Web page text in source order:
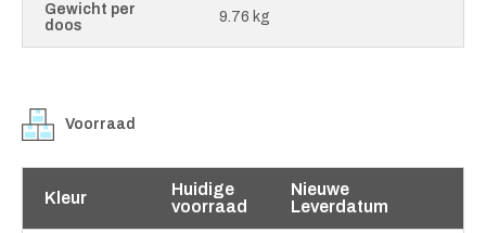
Gewicht per
doos
9.76 kg
Voorraad
Kleur
Huidige
voorraad
Nieuwe
Leverdatum